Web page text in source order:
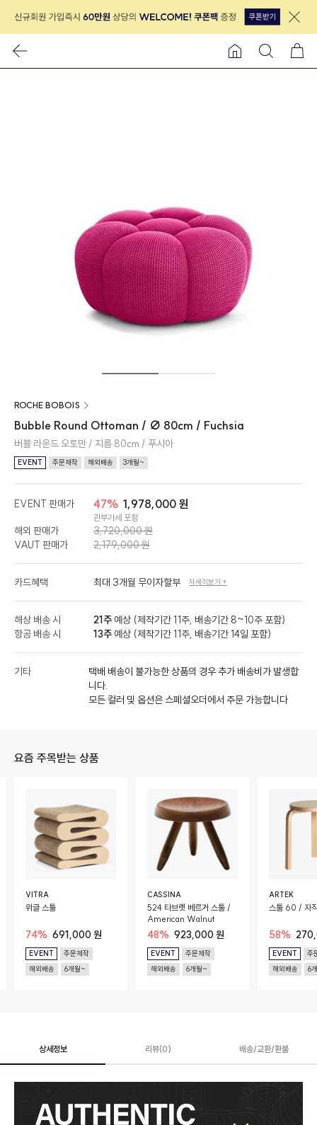
ROCHE BOBOIS
Bubble Round Ottoman / ∅ 80cm / Fuchsia
버블 라운드 오토만 / 지름 80cm / 푸시아
EVENT 주문제작 해외배송 3개월~
해외 판매가
3,720,000 원
VAUT 판매가
2,179,000 원
EVENT 판매가 47% 1,978,000 원
관부가세 포함
카드혜택 최대 3개월 무이자할부 자세히보기 +
해상 배송 시 21주 예상 (제작기간 11주, 배송기간 8~10주 포함)
항공 배송 시
13주 예상 (제작기간 11주, 배송기간 14일 포함)
기타
택배 배송이 불가능한 상품의 경우 추가 배송비가 발생합
니다.
모든 컬러 및 옵션은 스페셜오더에서 주문 가능합니다
요즘 주목받는 상품
VITRA
위글 스툴
74% 691,000 원
EVENT
주문제작
해외배송
6개월~
CASSINA
524 타브렛 베르거 스툴 /
American Walnut
48% 923,000 원
EVENT
주문제작
해외배송
6개월~
ARTEK
스툴 60 / 자
58%
EVENT
주
해외배송
6
상세정보 리뷰(0) 배송/교환/환불